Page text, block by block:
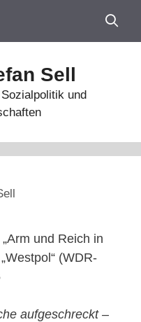
Sell
und
und Reich in
(WDR-
aufgeschreckt –